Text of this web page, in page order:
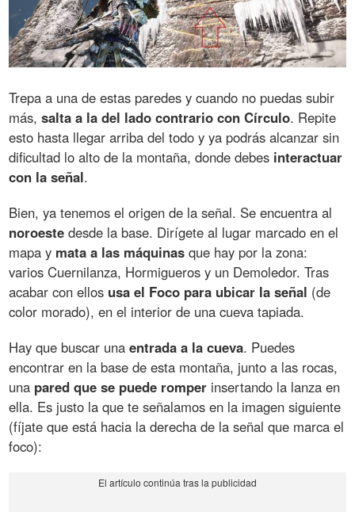
Trepa a una de estas paredes y cuando no puedas subir
más,salta a la del lado contrario con Círculo. Repite
esto hasta llegar arriba del todo y ya podrás alcanzar sin
dificultad lo alto de la montaña, donde debes interactuar
con la señal.
Bien, ya tenemos el origen de la señal. Se encuentra al
noroeste desde la base. Dirígete al lugar marcado en el
mapa y mata a las máquinas que hay por la zona:
varios Cuernilanza, Hormigueros y un Demoledor. Tras
acabar con ellos usa el Foco para ubicar la señal (de
color morado), en el interior de una cueva tapiada.
Hay que buscar unaentrada a la cueva. Puedes
encontrar en la base de esta montaña, junto a las rocas,
una pared que se puede romper insertando la lanza en
ella. Es justo la que te señalamos en la imagen siguiente
(fíjate que está hacia la derecha de la señal que marca el
foco):